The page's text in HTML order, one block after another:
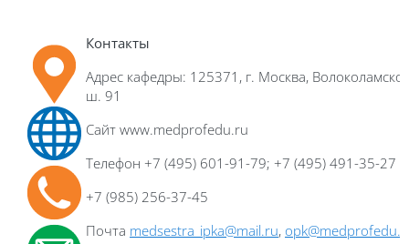
Контакты
Адрес кафедры: 125371, г. Москва,
ш. 91
Сайт www.medprofedu.ru
Телефон +7 (495) 601-91-79; +7 (495) 491-35-27
+7 (985) 256-37-45
Почта medsestra_ipka@mail.ru,